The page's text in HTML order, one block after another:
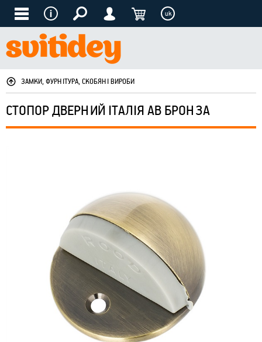
uk
ЗАМКИ, ФУРНІТУРА, СКОБЯНІ ВИРОБИ
СТОПОР ДВЕРНИЙ ІТАЛІЯ AB БРОНЗА